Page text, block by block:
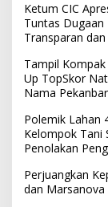
Ketum CIC
Tuntas Dugaan
Transparan
Tampil Kompak
Up TopSkor
Nama
Polemik Lahan
Kelompok Tani
Penolakan
Perjuangkan
dan Marsanova